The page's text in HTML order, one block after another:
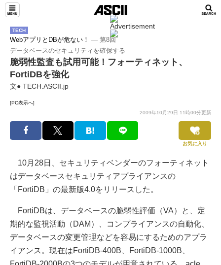
TECH
WebアプリとDBが危ない！ ― 第8回
データベースのセキュリティを確保する
脆弱性監査も試用可能！フォーティネット、
FortiDBを強化
文● TECH.ASCII.jp
[PC表示へ]
2009年10月29日 11時00分更新
お気に入り
10月28日、セキュリティベンダーのフォーティネット
はデータベースセキュリティアプライアンスの
「FortiDB」の最新版4.0をリリースした。
FortiDBは、データベースの脆弱性評価（VA）と、定
期的な監視活動（DAM）、コンプライアンスの自動化、
データベースの変更管理などを容易にするためのアプラ
イアンス。現在はFortiDB-400B、FortiDB-1000B、